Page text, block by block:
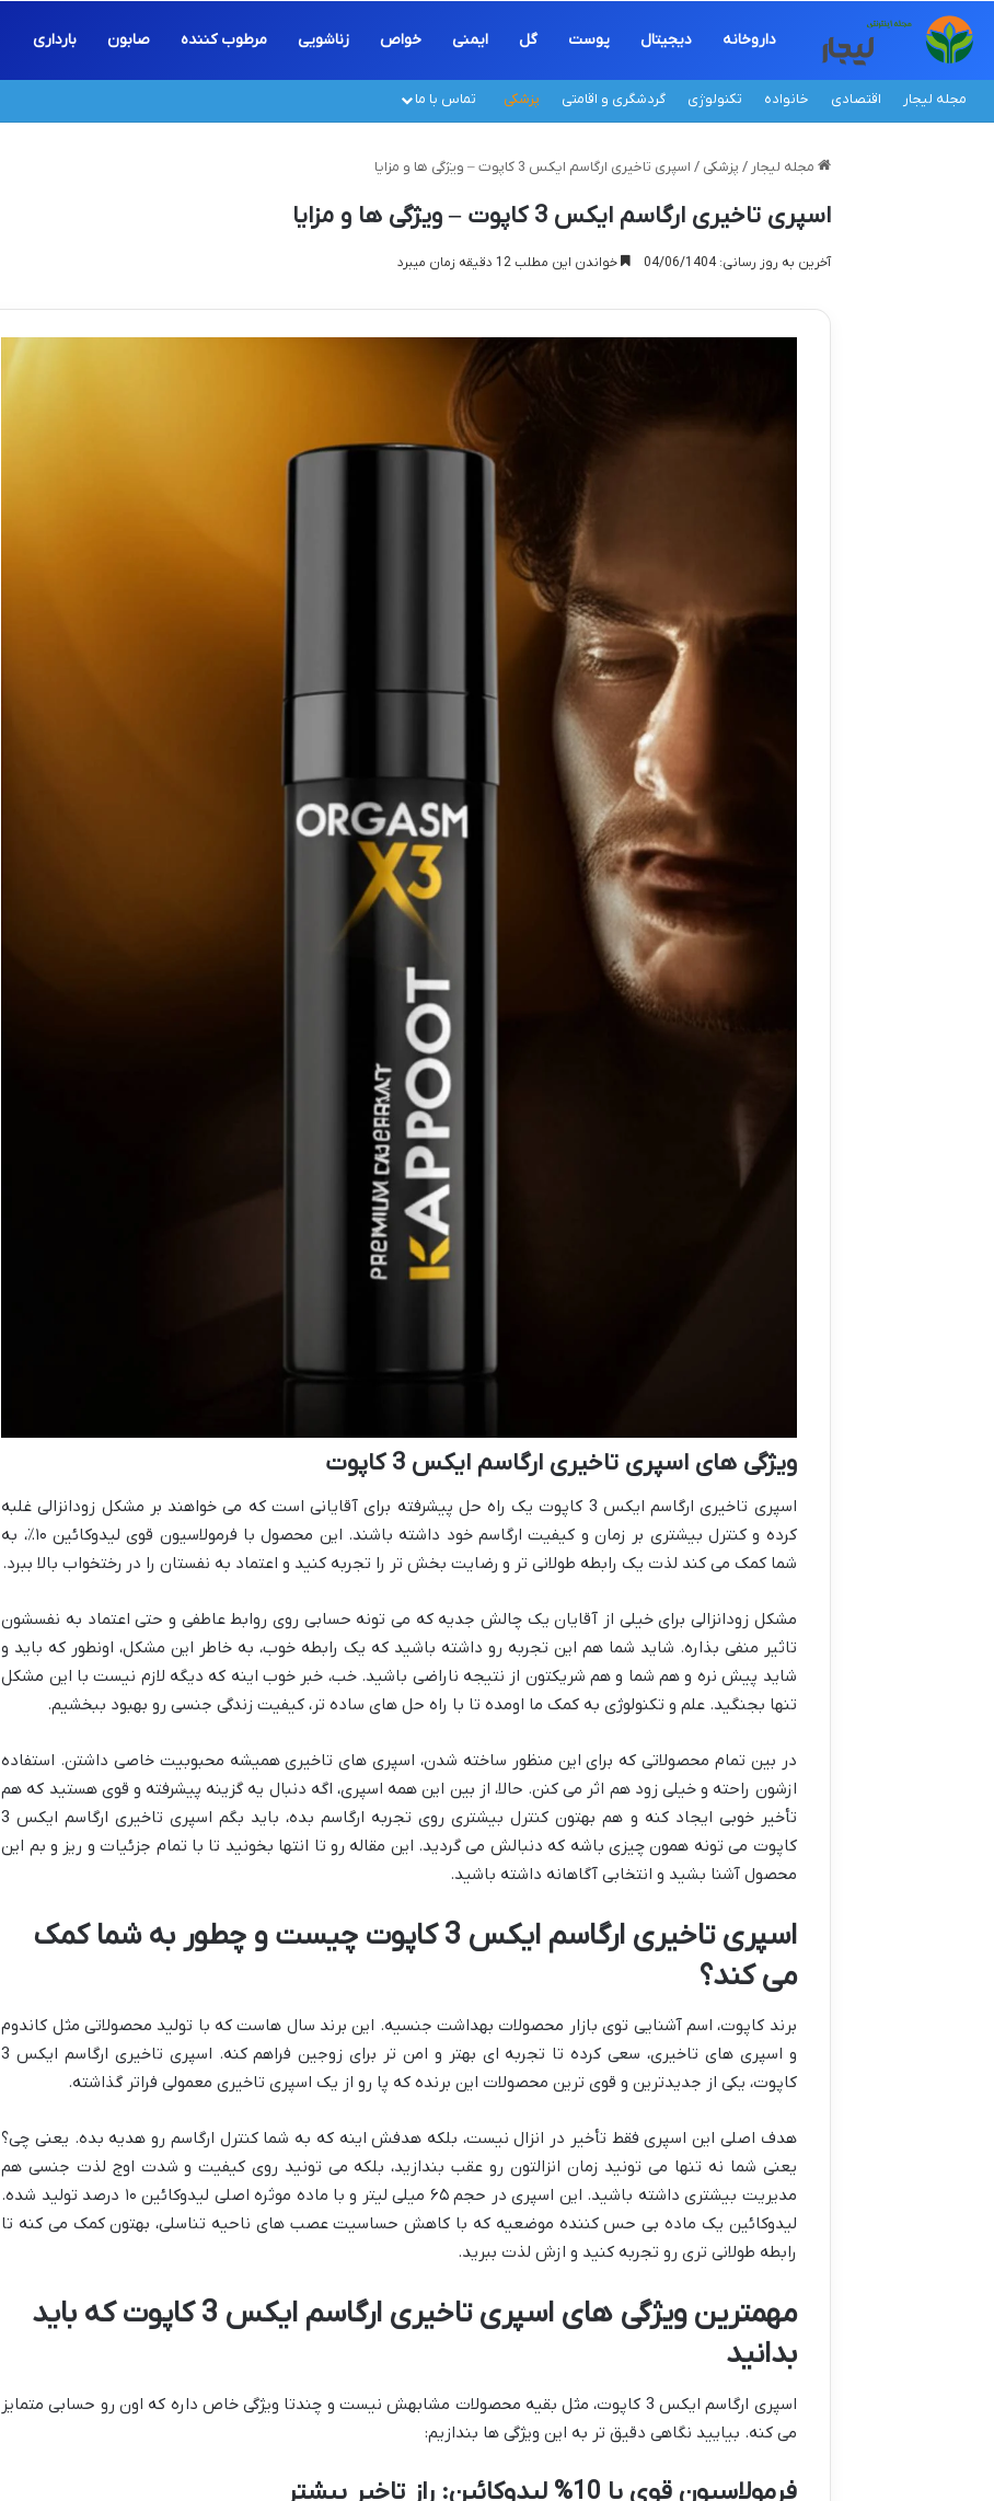
داروخانه دیجیتال پوست گل ایمنی خواص زناشویی مرطوب کننده صابون بارداری
مجله لیجار اقتصادی خانواده تکنولوژی گردشگری و اقامتی پزشکی تماس با ما
مجله لیجار / پزشکی / اسپری تاخیری ارگاسم ایکس 3 کاپوت – ویژگی ها و مزایا
اسپری تاخیری ارگاسم ایکس 3 کاپوت – ویژگی ها و مزایا
آخرین به روز رسانی: 04/06/1404 خواندن این مطلب 12 دقیقه زمان میبرد
ویژگی های اسپری تاخیری ارگاسم ایکس 3 کاپوت
اسپری تاخیری ارگاسم ایکس 3 کاپوت یک راه حل پیشرفته برای آقایانی است که می خواهند بر مشکل زودانزالی غلبه
کرده و کنترل بیشتری بر زمان و کیفیت ارگاسم خود داشته باشند. این محصول با فرمولاسیون قوی لیدوکائین ۱۰٪، به
شما کمک می کند لذت یک رابطه طولانی تر و رضایت بخش تر را تجربه کنید و اعتماد به نفستان را در رختخواب بالا ببرد.
مشکل زودانزالی برای خیلی از آقایان یک چالش جدیه که می تونه حسابی روی روابط عاطفی و حتی اعتماد به نفسشون
تاثیر منفی بذاره. شاید شما هم این تجربه رو داشته باشید که یک رابطه خوب، به خاطر این مشکل، اونطور که باید و
شاید پیش نره و هم شما و هم شریکتون از نتیجه ناراضی باشید. خب، خبر خوب اینه که دیگه لازم نیست با این مشکل
تنها بجنگید. علم و تکنولوژی به کمک ما اومده تا با راه حل های ساده تر، کیفیت زندگی جنسی رو بهبود ببخشیم.
در بین تمام محصولاتی که برای این منظور ساخته شدن، اسپری های تاخیری همیشه محبوبیت خاصی داشتن. استفاده
ازشون راحته و خیلی زود هم اثر می کنن. حالا، از بین این همه اسپری، اگه دنبال یه گزینه پیشرفته و قوی هستید که هم
تأخیر خوبی ایجاد کنه و هم بهتون کنترل بیشتری روی تجربه ارگاسم بده، باید بگم اسپری تاخیری ارگاسم ایکس 3
کاپوت می تونه همون چیزی باشه که دنبالش می گردید. این مقاله رو تا انتها بخونید تا با تمام جزئیات و ریز و بم این
محصول آشنا بشید و انتخابی آگاهانه داشته باشید.
اسپری تاخیری ارگاسم ایکس 3 کاپوت چیست و چطور به شما کمک
می کند؟
برند کاپوت، اسم آشنایی توی بازار محصولات بهداشت جنسیه. این برند سال هاست که با تولید محصولاتی مثل کاندوم
و اسپری های تاخیری، سعی کرده تا تجربه ای بهتر و امن تر برای زوجین فراهم کنه. اسپری تاخیری ارگاسم ایکس 3
کاپوت، یکی از جدیدترین و قوی ترین محصولات این برنده که پا رو از یک اسپری تاخیری معمولی فراتر گذاشته.
هدف اصلی این اسپری فقط تأخیر در انزال نیست، بلکه هدفش اینه که به شما کنترل ارگاسم رو هدیه بده. یعنی چی؟
یعنی شما نه تنها می تونید زمان انزالتون رو عقب بندازید، بلکه می تونید روی کیفیت و شدت اوج لذت جنسی هم
مدیریت بیشتری داشته باشید. این اسپری در حجم ۶۵ میلی لیتر و با ماده موثره اصلی لیدوکائین ۱۰ درصد تولید شده.
لیدوکائین یک ماده بی حس کننده موضعیه که با کاهش حساسیت عصب های ناحیه تناسلی، بهتون کمک می کنه تا
رابطه طولانی تری رو تجربه کنید و ازش لذت ببرید.
مهمترین ویژگی های اسپری تاخیری ارگاسم ایکس 3 کاپوت که باید
بدانید
اسپری ارگاسم ایکس 3 کاپوت، مثل بقیه محصولات مشابهش نیست و چندتا ویژگی خاص داره که اون رو حسابی متمایز
می کنه. بیایید نگاهی دقیق تر به این ویژگی ها بندازیم:
فرمولاسیون قوی با 10% لیدوکائین: راز تاخیر بیشتر